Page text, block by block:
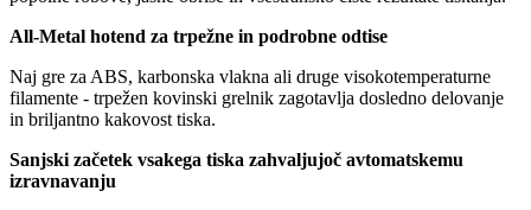
All-Metal hotend za trpežne in podrobne odtise
Naj gre za ABS, karbonska vlakna ali druge visokotemperaturne
filamente - trpežen kovinski grelnik zagotavlja dosledno delovanje
in briljantno kakovost tiska.
Sanjski začetek vsakega tiska zahvaljujoč avtomatskemu
izravnavanju